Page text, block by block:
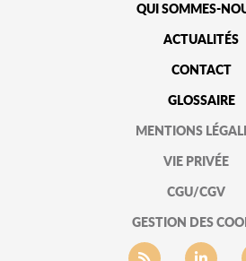
QUI SOMMES-
ACTUALITÉS
CONTACT
GLOSSAIRE
MENTIONS
VIE PRIVÉE
CGU/CGV
GESTION DES